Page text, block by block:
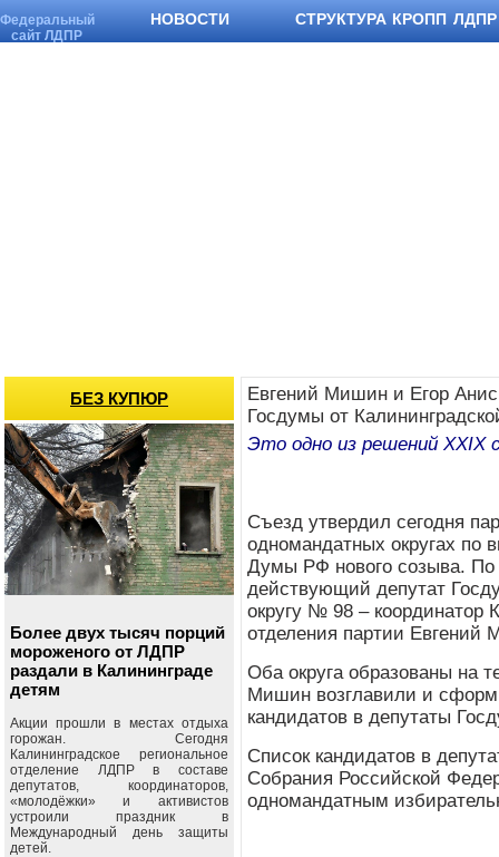
Федеральный
сайт ЛДПР
НОВОСТИ СТРУКТУРА КРОПП ЛДПР
Евгений Мишин и Егор
Госдумы от
Это одно из решений XXIX
Съезд утвердил сегодня
одномандатных округах по
Думы РФ нового созыва. По
действующий депутат
округу № 98 – координатор
отделения партии Евгений
Оба округа образованы на
Мишин возглавили и
кандидатов в депутаты
Список кандидатов в
Собрания Российской
одномандатным
БЕЗ КУПЮР
Более двух тысяч порций
мороженого от ЛДПР
раздали в Калининграде
детям
Акции прошли в местах отдыха
горожан. Сегодня
Калининградское региональное
отделение ЛДПР в составе
депутатов, координаторов,
«молодёжки» и активистов
устроили праздник в
Международный день защиты
детей.